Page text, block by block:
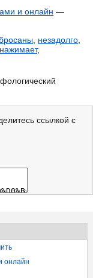
и онлайн —
незадолго
нажимает,
ссылкой с
онлайн